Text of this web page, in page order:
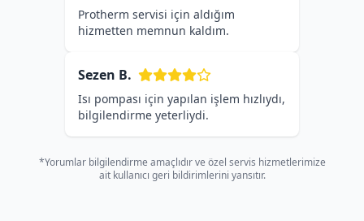
Protherm servisi için aldığım
hizmetten memnun kaldım.
Sezen B.
Isı pompası için yapılan işlem hızlıydı,
bilgilendirme yeterliydi.
*Yorumlar bilgilendirme amaçlıdır ve özel servis hizmetlerimize
ait kullanıcı geri bildirimlerini yansıtır.